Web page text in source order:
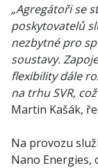
„Agregátoři se
poskytovatelů
nezbytné pro
soustavy.
flexibility dále
na trhu SVR,
Martin Kašák,
Na provozu
Nano Energies,